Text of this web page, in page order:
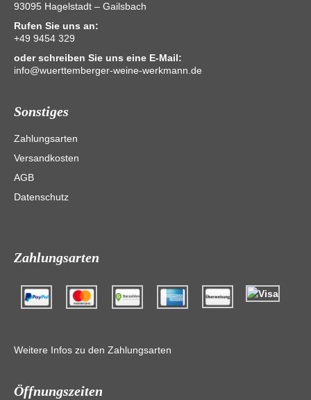
93095 Hagelstadt – Gailsbach
Rufen Sie uns an:
+49 9454 329
oder schreiben Sie uns eine E-Mail:
info@wuerttemberger-weine-werkmann.de
Sonstiges
Zahlungsarten
Versandkosten
AGB
Datenschutz
Zahlungsarten
Weitere Infos zu den Zahlungsarten
Öffnungszeiten